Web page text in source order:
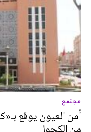
مجتمع
أمن العيون يوقع
من الكحول